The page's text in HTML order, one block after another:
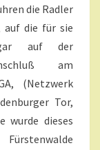
die Radler
auf die für sie
auf der
am
(Netzwerk
Tor,
wurde dieses